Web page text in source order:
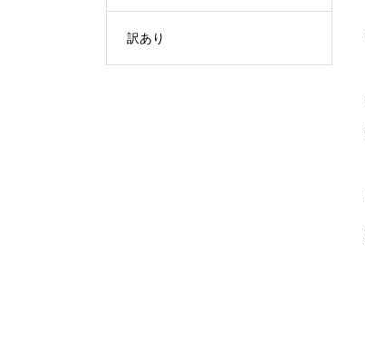
訳あり